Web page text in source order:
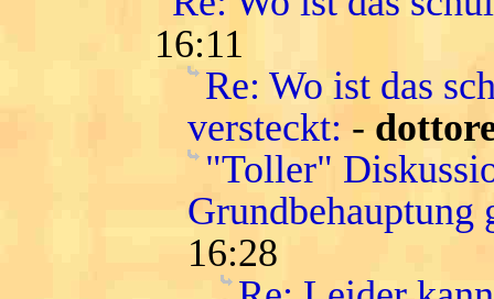
16:11
Re: Wo ist das
versteckt: -
"Toller"
Grundbehauptung
16:28